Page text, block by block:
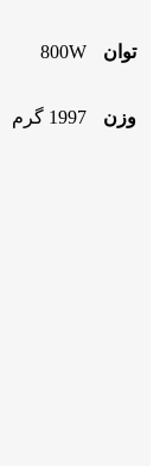
توان 800W
وزن 1997 گرم